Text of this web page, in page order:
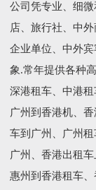
公司凭专业、细
店、旅行社、中
企业单位、中外
象.常年提供各种
深港租车、中港租
广州到香港机、
车到广州、广州
广州、香港出租
惠州到香港租车